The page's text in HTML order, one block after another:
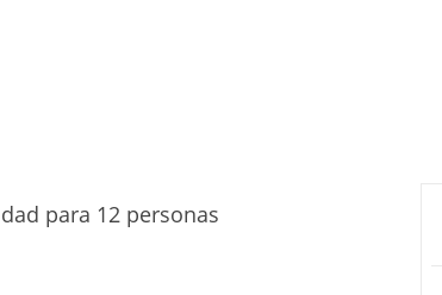
para 12 personas